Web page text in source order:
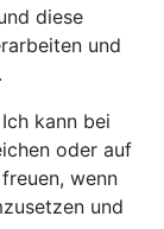
diese
und
kann bei
oder auf
wenn
und